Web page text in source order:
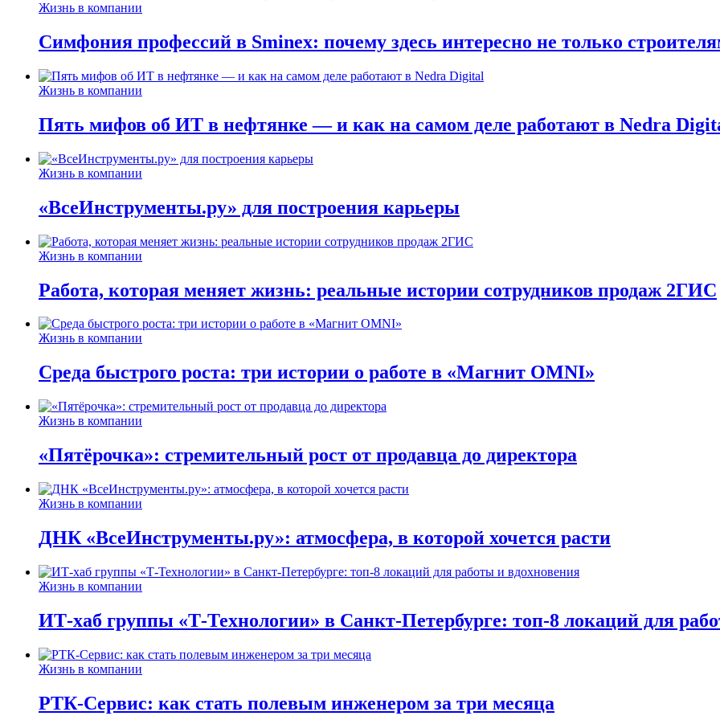
Жизнь в компании
Симфония профессий в Sminex: почему здесь интересно не только
Жизнь в компании
Пять мифов об ИТ в нефтянке — и как на самом деле работают в Nedra
Жизнь в компании
«ВсеИнструменты.ру» для построения карьеры
Жизнь в компании
Работа, которая меняет жизнь: реальные истории сотрудников продаж 2ГИС
Жизнь в компании
Среда быстрого роста: три истории о работе в «Магнит OMNI»
Жизнь в компании
«Пятёрочка»: стремительный рост от продавца до директора
Жизнь в компании
ДНК «ВсеИнструменты.ру»: атмосфера, в которой хочется расти
Жизнь в компании
ИТ-хаб группы «Т-Технологии» в Санкт-Петербурге: топ-8 локаций для
Жизнь в компании
РТК-Сервис: как стать полевым инженером за три месяца